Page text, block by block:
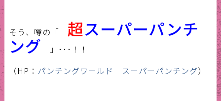
そう、噂の「 超スーパーパンチ
ング
」･･･！！
（HP： パンチングワールド スーパーパンチング）